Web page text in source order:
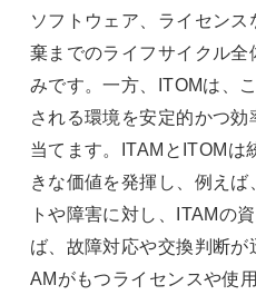
ソフトウェア、ライセン
棄までのライフサイクル全
みです。一方、ITOMは、
される環境を安定的かつ
当てます。ITAMとITOMは
きな価値を発揮し、例え
トや障害に対し、ITAMの
ば、故障対応や交換判断
AMがもつライセンスや使